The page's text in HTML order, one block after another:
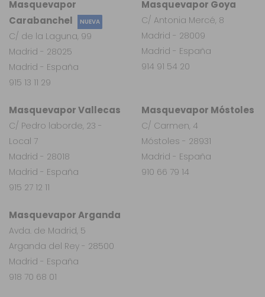
Masquevapor Arganda
Avda. de Madrid, 5
Arganda del Rey - 28500
Madrid - España
918 70 68 01
Masquevapor
Carabanchel
NUEVA
C/ de la Laguna, 99
Madrid - 28025
Madrid - España
915 13 11 29
Masquevapor Vallecas
C/ Pedro laborde, 23 -
Local 7
Madrid - 28018
Madrid - España
915 27 12 11
Masquevapor Móstoles
C/ Carmen, 4
Móstoles - 28931
Madrid - España
910 66 79 14
Masquevapor Goya
C/ Antonia Mercé, 8
Madrid - 28009
Madrid - España
914 91 54 20